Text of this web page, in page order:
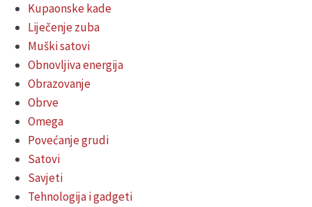
Kupaonske kade
Liječenje zuba
Muški satovi
Obnovljiva energija
Obrazovanje
Obrve
Omega
Povećanje grudi
Satovi
Savjeti
Tehnologija i gadgeti